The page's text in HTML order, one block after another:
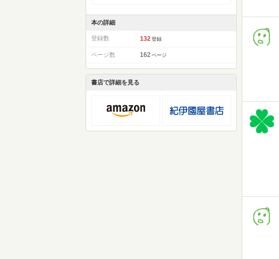
本の詳細
登録数 132 登録
ページ数 162 ページ
書店で詳細を見る